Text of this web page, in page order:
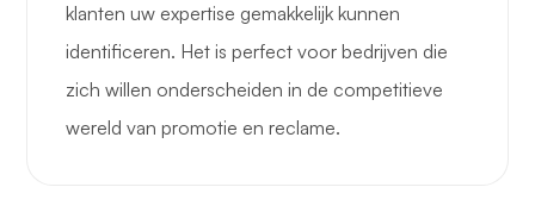
klanten uw expertise gemakkelijk kunnen
identificeren. Het is perfect voor bedrijven die
zich willen onderscheiden in de competitieve
wereld van promotie en reclame.